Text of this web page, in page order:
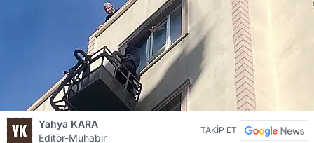
Yahya KARA
Editör-Muhabir
TAKİP ET